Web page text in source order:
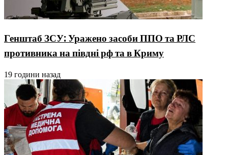
Генштаб ЗСУ: Уражено засоби ППО та РЛС
противника на півдні рф та в Криму
19 години назад